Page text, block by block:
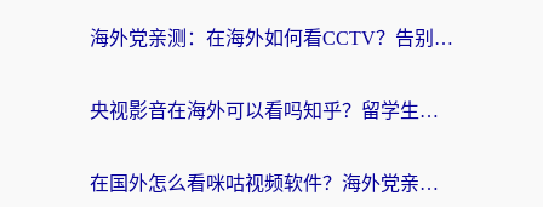
海外党亲测：在海外如何看CCTV？告别“仅限大陆播放”的实用指南
央视影音在海外可以看吗知乎？留学生亲测：3步解决地域限制+追剧自由
在国外怎么看咪咕视频软件？海外党亲测有效的回国加速方案